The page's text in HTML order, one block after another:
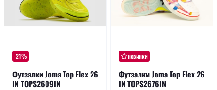
-21%
Футзалки Joma Top Flex 26
IN TOPS2609IN
новинки
Футзалки Joma Top Flex 26
IN TOPS2676IN